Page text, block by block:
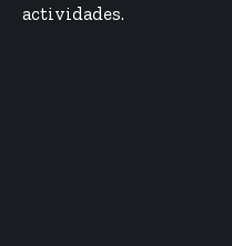
actividades.